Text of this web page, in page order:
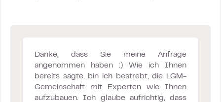
Danke, dass Sie meine Anfrage
angenommen haben :) Wie ich Ihnen
bereits sagte, bin ich bestrebt, die LGM-
Gemeinschaft mit Experten wie Ihnen
aufzubauen. Ich glaube aufrichtig, dass